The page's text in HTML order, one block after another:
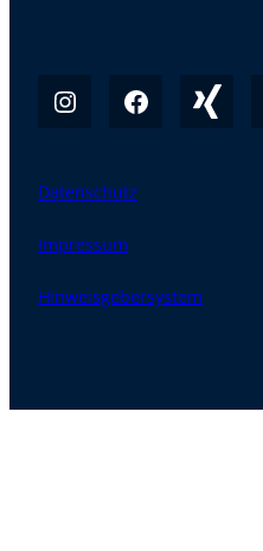
Datenschutz
Impressum
Hinweisgebersystem